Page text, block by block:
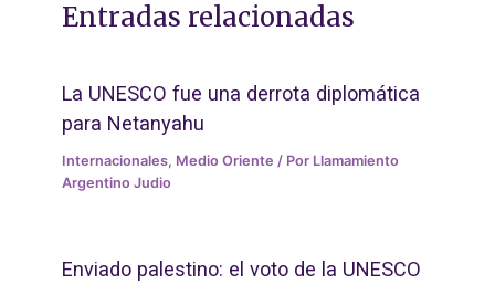
Entradas relacionadas
La UNESCO fue una derrota diplomática
para Netanyahu
Internacionales, Medio Oriente / Por Llamamiento
Argentino Judio
Enviado palestino: el voto de la UNESCO